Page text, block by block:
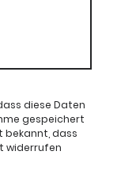
diese Daten
gespeichert
bekannt, dass
widerrufen